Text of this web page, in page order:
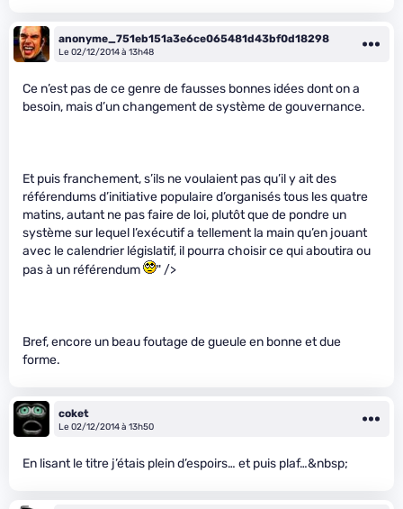
anonyme_751eb151a3e6ce065481d43bf0d18298
Le 02/12/2014 à 13h48
Ce n’est pas de ce genre de fausses bonnes idées dont on a
besoin, mais d’un changement de système de gouvernance.
Et puis franchement, s’ils ne voulaient pas qu’il y ait des
référendums d’initiative populaire d’organisés tous les quatre
matins, autant ne pas faire de loi, plutôt que de pondre un
système sur lequel l’exécutif a tellement la main qu’en jouant
avec le calendrier législatif, il pourra choisir ce qui aboutira ou
pas à un référendum
" />
Bref, encore un beau foutage de gueule en bonne et due
forme.
coket
Le 02/12/2014 à 13h50
En lisant le titre j’étais plein d’espoirs… et puis plaf…&nbsp;